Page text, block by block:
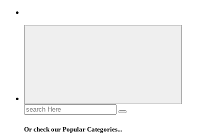
Search
for:
Or check our Popular Categories...